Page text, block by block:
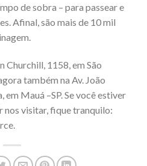
de sobra – para passear e
Afinal, são mais de 10 mil
Churchill, 1158, em São
também na Av. João
Mauá –SP. Se você estiver
nos visitar, fique tranquilo: